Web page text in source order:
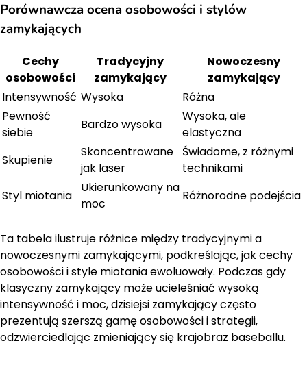
Porównawcza ocena osobowości i stylów
zamykających
Cechy
osobowości
Tradycyjny
zamykający
Nowoczesny
zamykający
Intensywność Wysoka
Różna
Pewność
siebie
Bardzo wysoka
Wysoka, ale
elastyczna
Skupienie
Skoncentrowane
jak laser
Świadome, z różnymi
technikami
Styl miotania
Ukierunkowany na
moc
Różnorodne podejścia
Ta tabela ilustruje różnice między tradycyjnymi a
nowoczesnymi zamykającymi, podkreślając, jak cechy
osobowości i style miotania ewoluowały. Podczas gdy
klasyczny zamykający może ucieleśniać wysoką
intensywność i moc, dzisiejsi zamykający często
prezentują szerszą gamę osobowości i strategii,
odzwierciedlając zmieniający się krajobraz baseballu.